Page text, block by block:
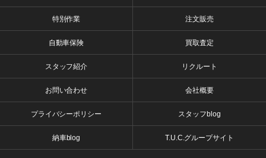
特別作業 注文販売
自動車保険 買取査定
スタッフ紹介 リクルート
お問い合わせ 会社概要
プライバシーポリシー スタッフblog
納車blog T.U.C.グループサイト